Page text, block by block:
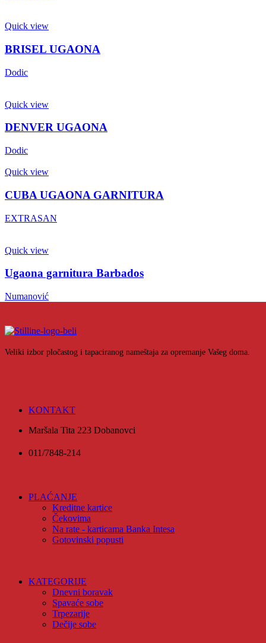
Quick view
BRISEL UGAONA
Dodic
Quick view
DENVER UGAONA
Dodic
Quick view
CUBA UGAONA GARNITURA
EXTRASAN
Quick view
Ugaona garnitura Barbados
Numanović
Veliki izbor pločastog i tapaciranog nameštaja za opremanje Vašeg doma.
KONTAKT
Maršala Tita 223 Dobanovci
011/7848-214
PLAĆANJE
Kreditne kartice
Čekovima
Na rate - karticama Banka Intesa
Gotovinski popusti
KATEGORIJE
Dnevni boravak
Spavaće sobe
Trpezarije
Dečije sobe